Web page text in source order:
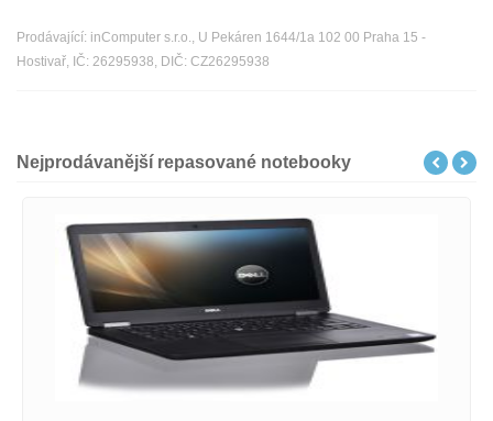
Prodávající: inComputer s.r.o., U Pekáren 1644/1a 102 00 Praha 15 -
Hostivař, IČ: 26295938, DIČ: CZ26295938
Nejprodávanější repasované notebooky